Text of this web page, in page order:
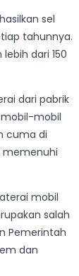
sel
tahunnya.
dari 150
dari pabrik
mobil
cuma di
memenuhi
mobil
salah
Pemerintah
dan